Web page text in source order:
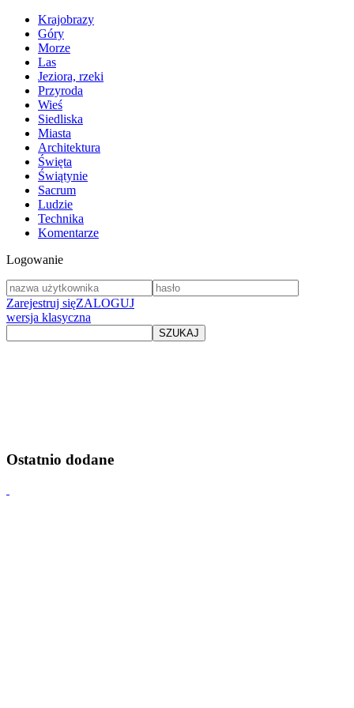
Krajobrazy
Góry
Morze
Las
Jeziora, rzeki
Przyroda
Wieś
Siedliska
Miasta
Architektura
Święta
Świątynie
Sacrum
Ludzie
Technika
Komentarze
Logowanie
Zarejestruj sięZALOGUJ
wersja klasyczna
Ostatnio dodane